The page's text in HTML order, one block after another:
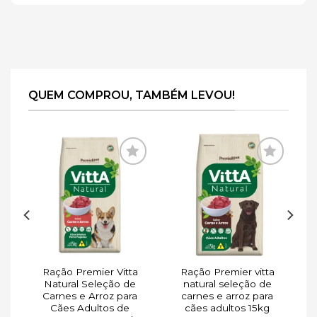
QUEM COMPROU, TAMBÉM LEVOU!
Adicionar
à lista de
desejos
Ração Premier Vitta
Natural Seleção de
Carnes e Arroz para
Cães Adultos de
Adicionar
à lista de
desejos
Ração Premier vitta
natural seleção de
carnes e arroz para
cães adultos 15kg